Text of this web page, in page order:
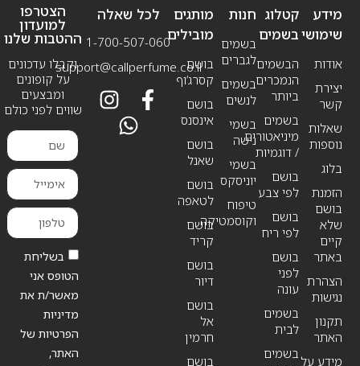
מידע
שימושי
אודות
יצירת
קשר
שאלות
נוספות
בלוג
הזמנת
בושם
שלא
קיים
באתר
הצהרת
נגישות
תקנון
האתר
מידע על
חנות
בשמים
לגברים
בשמים
לנשים
בשמי
נישה
בשמי
יוניסקס
טיפוח
וקוסמטיקה
קטלוג
בשמים
הבשמים
הנמכרים
ביותר
בשמים
מיניאטורים
/ דוגמיות
בושם
לפי צבע
בושם
לפי ריח
בושם
לפני
עונה
בשמים
לבית
בשמים
מותגים
מובילים
בושם
קסרג’וף
בושם
אינסנס
בושם
שאנל
בושם
לטאפה
בושם
קריד
בושם
דיור
בושם
אל
חרמין
בושם
לכל שאלה
1-700-507-060
support@callperfume.co.il
הצטרפו
למועדון
ההטבות שלנו
וקבלו עדכונים
על קופונים
ומבצעים
שווים לפני כולם
בשליחת
הטופס אני
מאשר/ת את
מדיניות
הפרטיות של
האתר,